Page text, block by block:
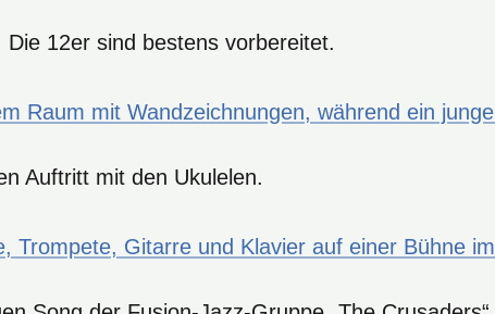
12er sind bestens vorbereitet.
Auftritt mit den Ukulelen.